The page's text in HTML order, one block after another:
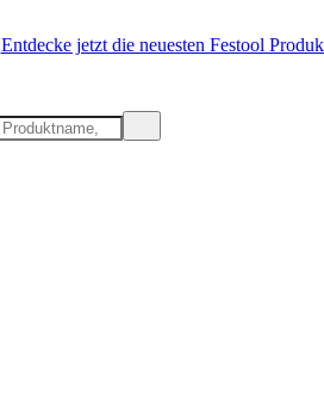
Entdecke jetzt die neuesten Festool